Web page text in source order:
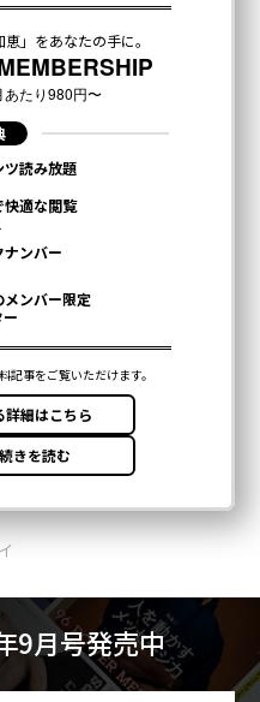
9月号発売中